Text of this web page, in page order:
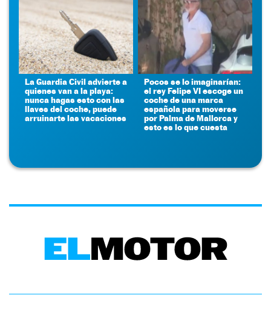
La Guardia Civil advierte a
quienes van a la playa:
nunca hagas esto con las
llaves del coche, puede
arruinarte las vacaciones
Pocos se lo imaginarían:
el rey Felipe VI escoge un
coche de una marca
española para moverse
por Palma de Mallorca y
esto es lo que cuesta